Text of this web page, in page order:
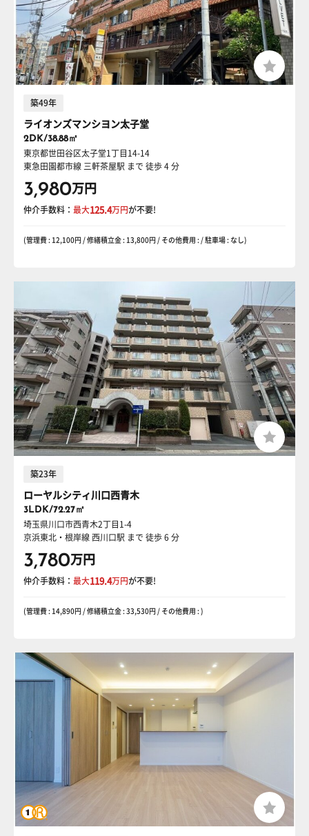
築49年
ライオンズマンシヨン太子堂
2DK/38.88㎡
東京都世田谷区太子堂1丁目14-14
東急田園都市線 三軒茶屋駅 まで 徒歩 4 分
3,980万円
仲介手数料： 最大125.4万円が不要!
(管理費 : 12,100円 / 修繕積立金 : 13,800円 / その他費用 : / 駐車場 : なし)
築23年
ローヤルシティ川口西青木
3LDK/72.27㎡
埼玉県川口市西青木2丁目1-4
京浜東北・根岸線 西川口駅 まで 徒歩 6 分
3,780万円
仲介手数料： 最大119.4万円が不要!
(管理費 : 14,890円 / 修繕積立金 : 33,530円 / その他費用 : )